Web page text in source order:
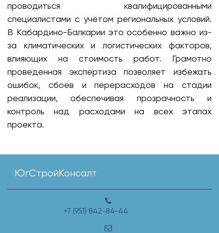
проводиться квалифицированными
специалистами с учётом региональных условий.
В Кабардино-Балкарии это особенно важно из-
за климатических и логистических факторов,
влияющих на стоимость работ. Грамотно
проведённая экспертиза позволяет избежать
ошибок, сбоев и перерасходов на стадии
реализации, обеспечивая прозрачность и
контроль над расходами на всех этапах
проекта.
ЮгСтройКонсалт
+7 (951) 842-84-44